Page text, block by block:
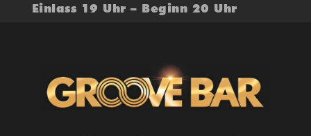
Einlass 19 Uhr – Beginn 20 Uhr